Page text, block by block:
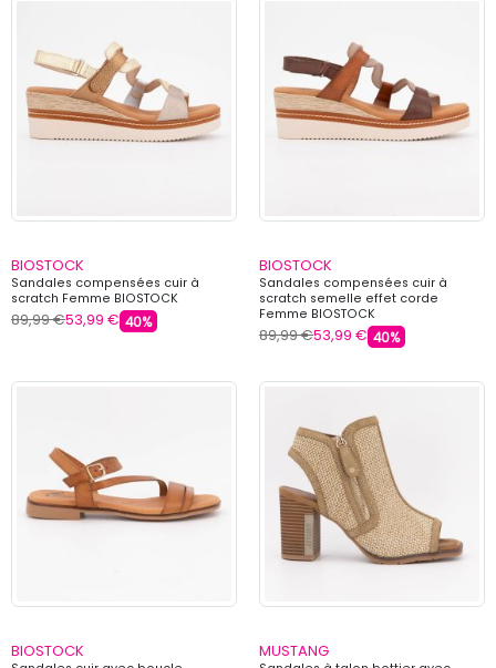
BIOSTOCK
Sandales compensées cuir à
scratch Femme BIOSTOCK
89,99 €53,99 € 40%
BIOSTOCK
Sandales compensées cuir à
scratch semelle effet corde
Femme BIOSTOCK
89,99 €53,99 € 40%
BIOSTOCK MUSTANG